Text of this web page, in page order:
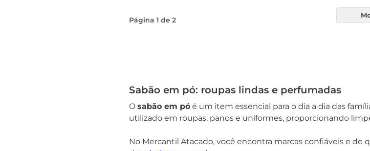
Página 1 de 2
Sabão em pó: roupas lindas e perfumadas
O sabão em pó é um item essencial para o dia a dia das
utilizado em roupas, panos e uniformes, proporcionando
No Mercantil Atacado, você encontra marcas confiáveis e